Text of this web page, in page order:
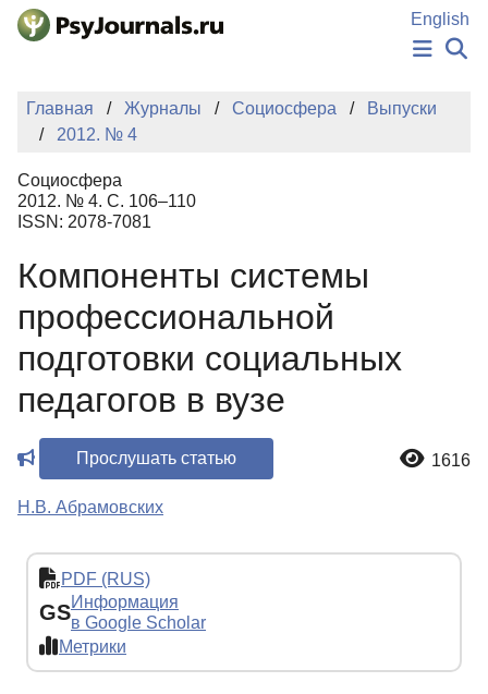
Перейти к основному содержанию
English
НОВОСТИ
БАЗА ЗНАНИЙ
Главная Журналы Социосфера
Выпуски
2012. № 4
Социосфера
2012. № 4. С. 106–110
ISSN: 2078-7081
Компоненты системы
профессиональной
подготовки социальных
педагогов в вузе
Прослушать статью 1616
Н.В. Абрамовских
PDF (RUS)
GSИнформация
в Google Scholar
Метрики